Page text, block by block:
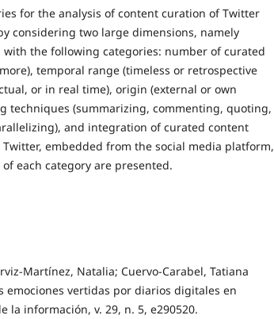
for the analysis of content curation of Twitter
considering two large dimensions, namely
with the following categories: number of curated
temporal range (timeless or retrospective
or in real time), origin (external or own
techniques (summarizing, commenting, quoting,
and integration of curated content
embedded from the social media platform,
each category are presented.
Martí­nez, Natalia; Cuervo-Carabel, Tatiana
emociones vertidas por diarios digitales en
la información, v. 29, n. 5, e290520.